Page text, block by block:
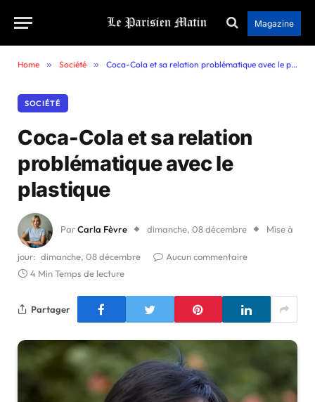
Magazine
Home » Société » Coca-Cola et sa relation problématique avec le plastique
SOCIÉTÉ
Coca-Cola et sa relation
problématique avec le
plastique
ParCarla Fèvre dimanche, 08 décembre Mise à
jour: dimanche, 08 décembre
Aucun commentaire
4 Min Temps de lecture
Partager